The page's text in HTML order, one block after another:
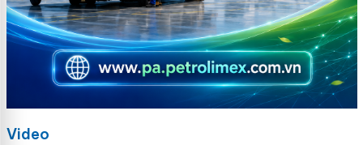
Video